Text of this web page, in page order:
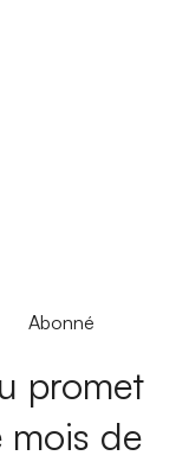
Abonné
promet
de